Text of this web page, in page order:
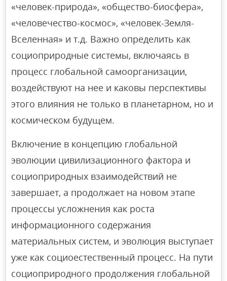
«человек-природа», «общество-биосфера»,
«человечество-космос», «человек-Земля-
Вселенная» и т.д. Важно определить как
социоприродные системы, включаясь в
процесс глобальной самоорганизации,
воздействуют на нее и каковы перспективы
этого влияния не только в планетарном, но и
космическом будущем.
Включение в концепцию глобальной
эволюции цивилизационного фактора и
социоприродных взаимодействий не
завершает, а продолжает на новом этапе
процессы усложнения как роста
информационного содержания
материальных систем, и эволюция выступает
уже как социоестественный процесс. На пути
социоприродного продолжения глобальной